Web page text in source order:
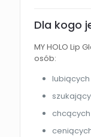
Dla kogo
MY HOLO Lip
osób:
lubiących